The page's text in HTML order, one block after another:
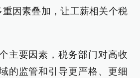
重因素叠加，让工薪相关个税
主要因素，税务部门对高收
的监管和引导更严格、更细